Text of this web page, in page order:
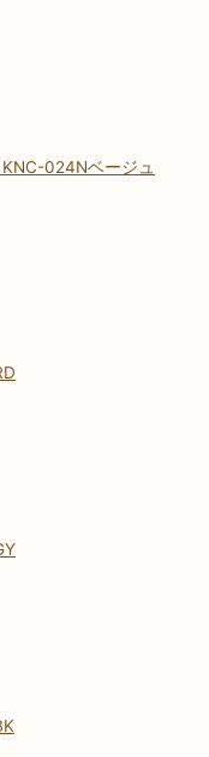
024Nベージュ